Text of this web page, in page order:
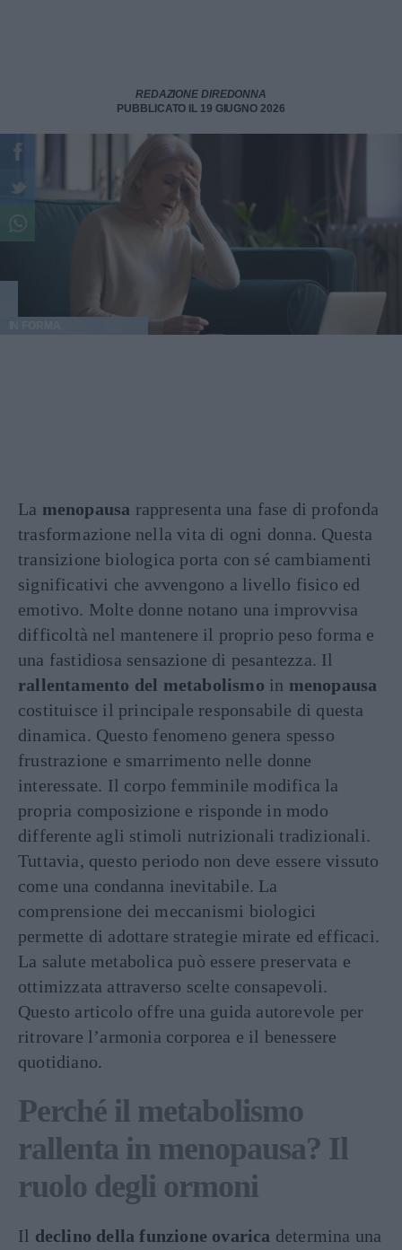
REDAZIONE DIREDONNA
PUBBLICATO IL 19 GIUGNO 2026
La menopausa rappresenta una fase di profonda
trasformazione nella vita di ogni donna. Questa
transizione biologica porta con sé cambiamenti
significativi che avvengono a livello fisico ed
emotivo. Molte donne notano una improvvisa
difficoltà nel mantenere il proprio peso forma e
una fastidiosa sensazione di pesantezza. Il
rallentamento del metabolismo in menopausa
costituisce il principale responsabile di questa
dinamica. Questo fenomeno genera spesso
frustrazione e smarrimento nelle donne
interessate. Il corpo femminile modifica la
propria composizione e risponde in modo
differente agli stimoli nutrizionali tradizionali.
Tuttavia, questo periodo non deve essere vissuto
come una condanna inevitabile. La
comprensione dei meccanismi biologici
permette di adottare strategie mirate ed efficaci.
La salute metabolica può essere preservata e
ottimizzata attraverso scelte consapevoli.
Questo articolo offre una guida autorevole per
ritrovare l’armonia corporea e il benessere
quotidiano.
Perché il metabolismo
rallenta in menopausa? Il
ruolo degli ormoni
Il declino della funzione ovarica determina una